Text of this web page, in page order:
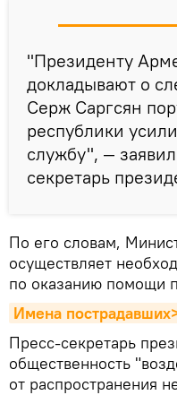
"Президенту
докладывают о
Серж Саргсян
республики
службу", —
секретарь
По его словам,
осуществляет
по оказанию помощи
Имена
Пресс-секретарь
общественность
от распространения